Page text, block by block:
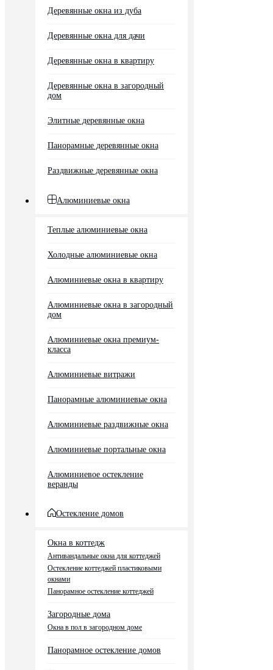
Деревянные окна из дуба
Деревянные окна для дачи
Деревянные окна в квартиру
Деревянные окна в загородный
дом
Элитные деревянные окна
Панорамные деревянные окна
Раздвижные деревянные окна
Алюминиевые окна
Теплые алюминиевые окна
Холодные алюминиевые окна
Алюминиевые окна в квартиру
Алюминиевые окна в загородный
дом
Алюминиевые окна премиум-
класса
Алюминиевые витражи
Панорамные алюминиевые окна
Алюминиевые раздвижные окна
Алюминиевые портальные окна
Алюминиевое остекление
веранды
Остекление домов
Окна в коттедж
Антивандальные окна для коттеджей
Остекление коттеджей пластиковыми
окнами
Панорамное остекление коттеджей
Загородные дома
Окна в пол в загородном доме
Панорамное остекление домов